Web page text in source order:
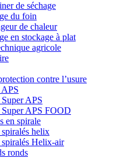
de séchage
du foin
de chaleur
en stockage à plat
agricole
contre l’usure
APS
APS
Super APS FOOD
en spirale
spiralés helix
spiralés Helix-air
ronds